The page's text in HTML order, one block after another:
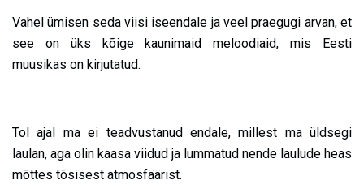
Vahel ümisen seda viisi iseendale ja veel praegugi arvan, et
see on üks kõige kaunimaid meloodiaid, mis Eesti
muusikas on kirjutatud.
Tol ajal ma ei teadvustanud endale, millest ma üldsegi
laulan, aga olin kaasa viidud ja lummatud nende laulude heas
mõttes tõsisest atmosfäärist.